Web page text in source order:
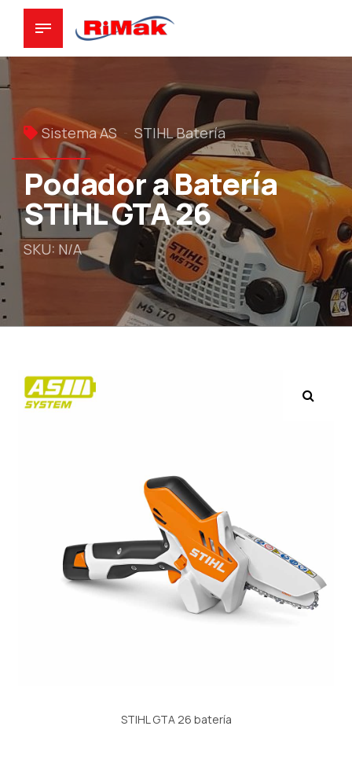
Sistema AS STIHL Batería
Podador a Batería
STIHL GTA 26
SKU: N/A
STIHL GTA 26 batería